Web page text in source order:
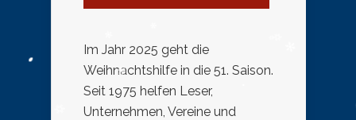
Im Jahr 2025 geht die
Weihnachtshilfe in die 51. Saison.
Seit 1975 helfen Leser,
Unternehmen, Vereine und